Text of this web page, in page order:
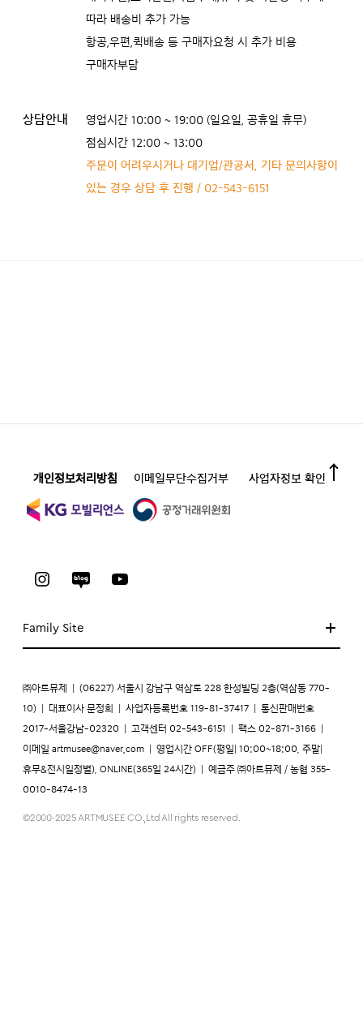
따라 배송비 추가 가능
항공,우편,퀵배송 등 구매자요청 시 추가 비용
구매자부담
상담안내
영업시간 10:00 ~ 19:00 (일요일, 공휴일 휴무)
점심시간 12:00 ~ 13:00
주문이 어려우시거나 대기업/관공서, 기타 문의사항이
있는 경우 상담 후 진행 / 02-543-6151
Family Site
개인정보처리방침 이메일무단수집거부 사업자정보 확인
㈜아트뮤제 (06227) 서울시 강남구 역삼로 228 한성빌딩 2층(역삼동 770-
10) 대표이사 문정희 사업자등록번호 119-81-37417 통신판매번호
2017-서울강남-02320 고객센터 02-543-6151 팩스 02-871-3166
이메일 artmusee@naver.com 영업시간 OFF(평일| 10:00~18:00, 주말|
휴무&전시일정별), ONLINE(365일 24시간) 예금주 ㈜아트뮤제 / 농협 355-
0010-8474-13
©2000-2025 ARTMUSEE CO.,Ltd All rights reserved.